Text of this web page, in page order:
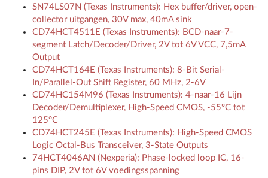
SN74LS07N (Texas Instruments): Hex buffer/driver, open-
collector uitgangen, 30V max, 40mA sink
CD74HCT4511E (Texas Instruments): BCD-naar-7-
segment Latch/Decoder/Driver, 2V tot 6V VCC, 7,5mA
Output
CD74HCT164E (Texas Instruments): 8-Bit Serial-
In/Parallel-Out Shift Register, 60 MHz, 2-6V
CD74HC154M96 (Texas Instruments): 4-naar-16 Lijn
Decoder/Demultiplexer, High-Speed CMOS, -55°C tot
125°C
CD74HCT245E (Texas Instruments): High-Speed CMOS
Logic Octal-Bus Transceiver, 3-State Outputs
74HCT4046AN (Nexperia): Phase-locked loop IC, 16-
pins DIP, 2V tot 6V voedingsspanning